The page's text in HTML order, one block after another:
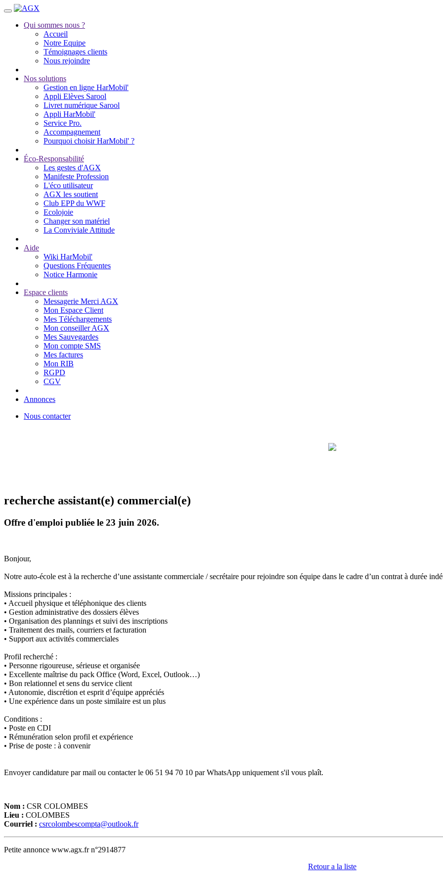
Qui sommes nous ?
Accueil
Notre Equipe
Témoignages clients
Nous rejoindre
Nos solutions
Gestion en ligne HarMobil'
Appli Elèves Sarool
Livret numérique Sarool
Appli HarMobil'
Service Pro.
Accompagnement
Pourquoi choisir HarMobil' ?
Éco-Responsabilité
Les gestes d'AGX
Manifeste Profession
L'éco utilisateur
AGX les soutient
Club EPP du WWF
Ecolojoie
Changer son matériel
La Conviviale Attitude
Aide
Wiki HarMobil'
Questions Fréquentes
Notice Harmonie
Espace clients
Messagerie Merci AGX
Mon Espace Client
Mes Téléchargements
Mon conseiller AGX
Mes Sauvegardes
Mon compte SMS
Mes factures
Mon RIB
RGPD
CGV
Annonces
Nous contacter
recherche assistant(e) commercial(e)
Offre d'emploi publiée le 23 juin 2026.
Bonjour,
Notre auto-école est à la recherche d’une assistante commerciale / secrétaire pour rejoindre son équipe dans le cadre d’un contrat à durée
Missions principales :
• Accueil physique et téléphonique des clients
• Gestion administrative des dossiers élèves
• Organisation des plannings et suivi des inscriptions
• Traitement des mails, courriers et facturation
• Support aux activités commerciales
Profil recherché :
• Personne rigoureuse, sérieuse et organisée
• Excellente maîtrise du pack Office (Word, Excel, Outlook…)
• Bon relationnel et sens du service client
• Autonomie, discrétion et esprit d’équipe appréciés
• Une expérience dans un poste similaire est un plus
Conditions :
• Poste en CDI
• Rémunération selon profil et expérience
• Prise de poste : à convenir
Envoyer candidature par mail ou contacter le 06 51 94 70 10 par WhatsApp uniquement s'il vous plaît.
Nom : CSR COLOMBES
Lieu : COLOMBES
Courriel : csrcolombescompta@outlook.fr
Petite annonce www.agx.fr n°2914877
Retour a la liste